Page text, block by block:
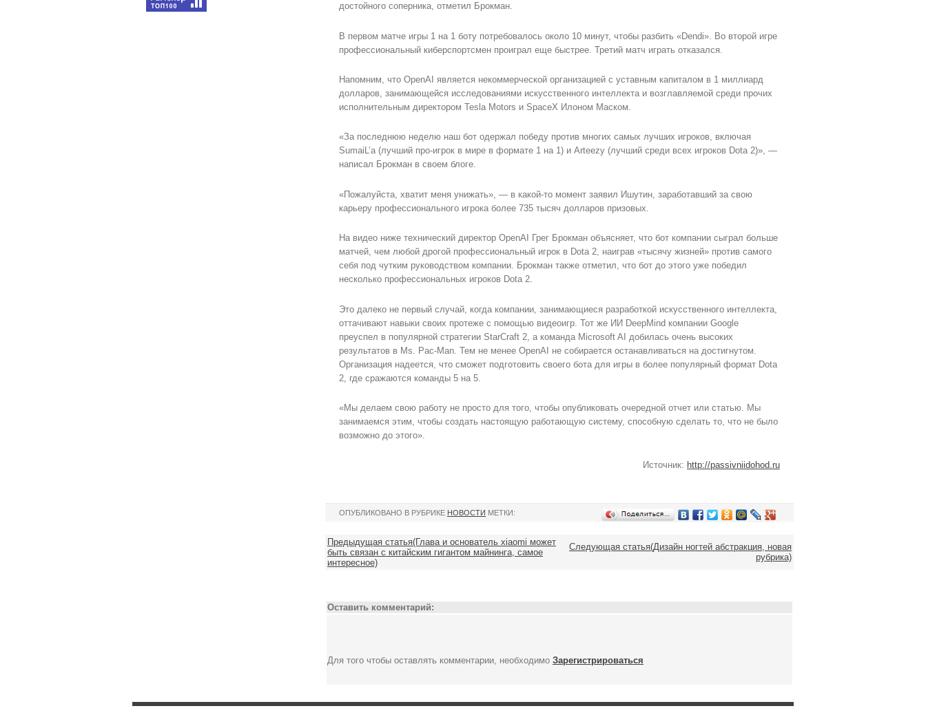
достойного соперника, отметил Брокман.
В первом матче игры 1 на 1 боту потребовалось около 10 минут, чтобы разбить «Dendi». Во второй игре
профессиональный киберспортсмен проиграл еще быстрее. Третий матч играть отказался.
Напомним, что OpenAI является некоммерческой организацией с уставным капиталом в 1 миллиард
долларов, занимающейся исследованиями искусственного интеллекта и возглавляемой среди прочих
исполнительным директором Tesla Motors и SpaceX Илоном Маском.
«За последнюю неделю наш бот одержал победу против многих самых лучших игроков, включая
SumaiL’а (лучший про-игрок в мире в формате 1 на 1) и Arteezy (лучший среди всех игроков Dota 2)», —
написал Брокман в своем блоге.
«Пожалуйста, хватит меня унижать», — в какой-то момент заявил Ишутин, заработавший за свою
карьеру профессионального игрока более 735 тысяч долларов призовых.
На видео ниже технический директор OpenAI Грег Брокман объясняет, что бот компании сыграл больше
матчей, чем любой дрогой профессиональный игрок в Dota 2, наиграв «тысячу жизней» против самого
себя под чутким руководством компании. Брокман также отметил, что бот до этого уже победил
несколько профессиональных игроков Dota 2.
Это далеко не первый случай, когда компании, занимающиеся разработкой искусственного интеллекта,
оттачивают навыки своих протеже с помощью видеоигр. Тот же ИИ DeepMind компании Google
преуспел в популярной стратегии StarCraft 2, а команда Microsoft AI добилась очень высоких
результатов в Ms. Pac-Man. Тем не менее OpenAI не собирается останавливаться на достигнутом.
Организация надеется, что сможет подготовить своего бота для игры в более популярный формат Dota
2, где сражаются команды 5 на 5.
«Мы делаем свою работу не просто для того, чтобы опубликовать очередной отчет или статью. Мы
занимаемся этим, чтобы создать настоящую работающую систему, способную сделать то, что не было
возможно до этого».
Источник: http://passivniidohod.ru
ОПУБЛИКОВАНО В РУБРИКЕ НОВОСТИ МЕТКИ:
Предыдущая статья(Глава и основатель xiaomi может
быть связан с китайским гигантом майнинга, самое
интересное)
Следующая статья(Дизайн ногтей абстракция, новая
рубрика)
Оставить комментарий:
Для того чтобы оставлять комментарии, необходимо Зарегистрироваться